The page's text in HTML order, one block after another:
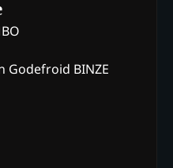
Godefroid BINZE